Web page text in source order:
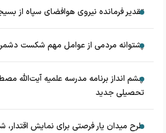
تقدیر فرمانده نیروی هوافضای سپاه از
پشتوانه مردمی از عوامل مهم شکست
چشم‌ انداز برنامه مدرسه علمیه آیت‌الله
تحصیلی جدید
طرح میدان یار فرصتی برای نمایش